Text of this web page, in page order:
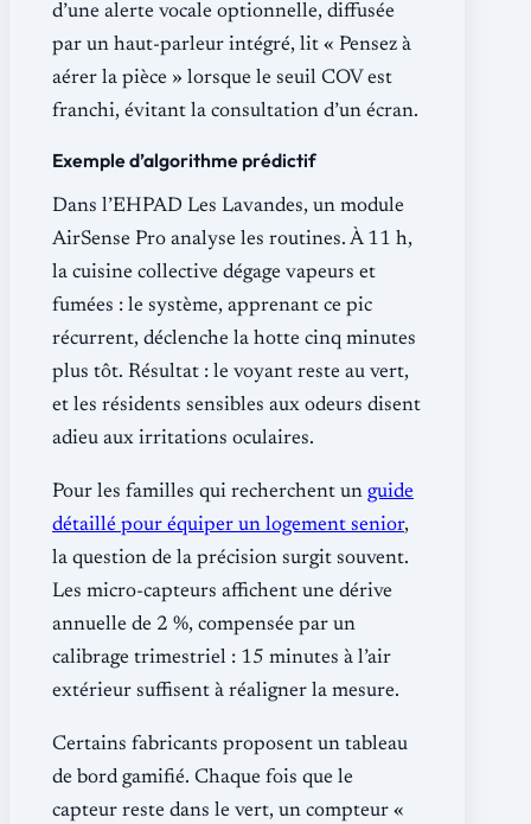
d’une alerte vocale optionnelle, diffusée
par un haut-parleur intégré, lit « Pensez à
aérer la pièce » lorsque le seuil COV est
franchi, évitant la consultation d’un écran.
Exemple d’algorithme prédictif
Dans l’EHPAD Les Lavandes, un module
AirSense Pro analyse les routines. À 11 h,
la cuisine collective dégage vapeurs et
fumées : le système, apprenant ce pic
récurrent, déclenche la hotte cinq minutes
plus tôt. Résultat : le voyant reste au vert,
et les résidents sensibles aux odeurs disent
adieu aux irritations oculaires.
Pour les familles qui recherchent un guide
détaillé pour équiper un logement senior,
la question de la précision surgit souvent.
Les micro-capteurs affichent une dérive
annuelle de 2 %, compensée par un
calibrage trimestriel : 15 minutes à l’air
extérieur suffisent à réaligner la mesure.
Certains fabricants proposent un tableau
de bord gamifié. Chaque fois que le
capteur reste dans le vert, un compteur «